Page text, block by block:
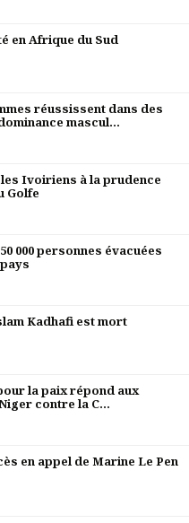
en Afrique du Sud
réussissent dans des
mascul...
Ivoiriens à la prudence
Golfe
000 personnes évacuées
Kadhafi est mort
la paix répond aux
contre la C...
en appel de Marine Le Pen